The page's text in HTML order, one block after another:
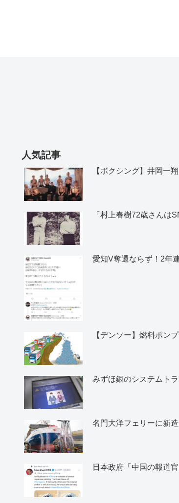
人気記事
【ボクシング】井岡一
「村上春樹72歳さんは
愛知V奪還ならず！2年
【デンソー】燃料ポン
みずほ銀のシステムト
名門大洋フェリーに新
日本政府「中国の報道